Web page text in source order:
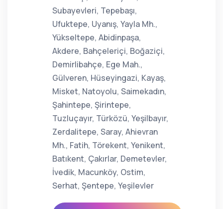
Subayevleri, Tepebaşı,
Ufuktepe, Uyanış, Yayla Mh.,
Yükseltepe, Abidinpaşa,
Akdere, Bahçeleriçi, Boğaziçi,
Demirlibahçe, Ege Mah.,
Gülveren, Hüseyingazi, Kayaş,
Misket, Natoyolu, Saimekadın,
Şahintepe, Şirintepe,
Tuzluçayır, Türközü, Yeşilbayır,
Zerdalitepe, Saray, Ahievran
Mh., Fatih, Törekent, Yenikent,
Batıkent, Çakırlar, Demetevler,
İvedik, Macunköy, Ostim,
Serhat, Şentepe, Yeşilevler